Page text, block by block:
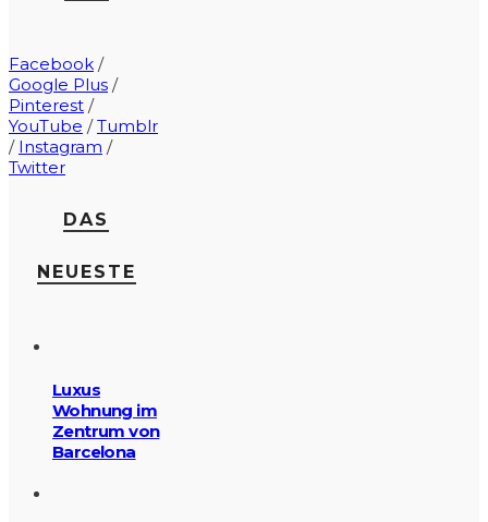
Facebook /
Google Plus /
Pinterest /
YouTube /Tumblr
/ Instagram /
Twitter
DAS
NEUESTE
Luxus
Wohnung im
Zentrum von
Barcelona